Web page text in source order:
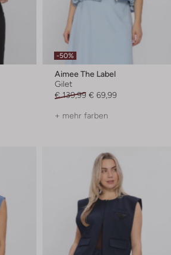
-50%
Aimee The Label
Gilet
€ 139,99 € 69,99
+ mehr farben